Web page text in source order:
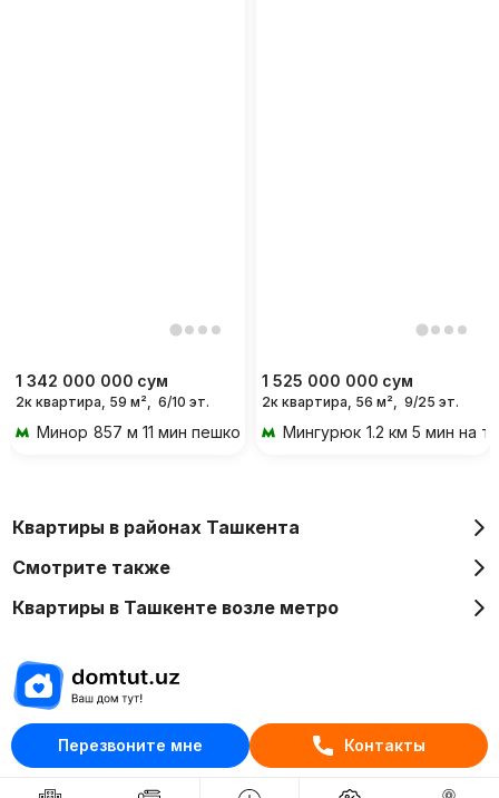
Перезвоните мне Контакты
1 342 000 000 сум
2к квартира, 59 м², 6/10 эт.
Минор 857 м 11 мин пешком
1 525 000 000 сум
2к квартира, 56 м², 9/25 эт.
Мингурюк 1.2 км 5 мин на
Квартиры в районах Ташкента
Смотрите также
Квартиры в Ташкенте возле метро
Отдел рекламы
+998 (78) 113-20-86